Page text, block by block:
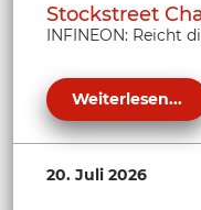
Stockstreet
INFINEON: Reicht
Weiterlesen...
20. Juli 2026